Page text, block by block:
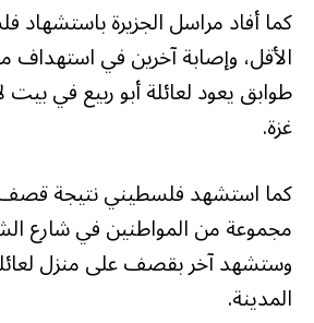
كما أفاد مراسل الجزيرة
طوابق يعود لعائلة أبو ربيع في
غزة.
كما استشهد فلسطيني نتيجة قصف
مجموعة من المواطنين في شارع
وستشهد آخر بقصف على منزل
المدينة.